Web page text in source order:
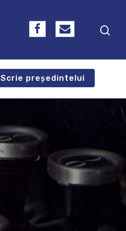
Scrie președintelui